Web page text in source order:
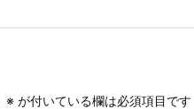
※ が付いている欄は必須項目です